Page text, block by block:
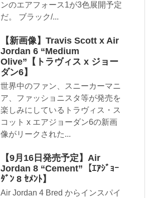
ンのエアフォース1が3色展開予定
だ。 ブラック/...
【新画像】Travis Scott x Air
Jordan 6 “Medium
Olive”【トラヴィス x ジョー
ダン6】
世界中のファン、スニーカーマニ
ア、ファッショニスタ等が発売を
楽しみにしているトラヴィス・ス
コット x エアジョーダン6の新画
像がリークされた...
【9月16日発売予定】Air
Jordan 8 “Cement”【ｴｱｼﾞｮｰ
ﾀﾞﾝ 8 ｾﾒﾝﾄ】
Air Jordan 4 Bred からインスパイ